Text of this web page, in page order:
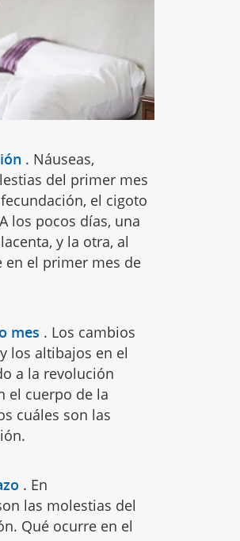
. Náuseas,
del primer mes
el cigoto
los pocos días, una
y la otra, al
en el primer mes de
mes . Los cambios
los altibajos en el
a la revolución
el cuerpo de la
cuáles son las
. En
las molestias del
Qué ocurre en el